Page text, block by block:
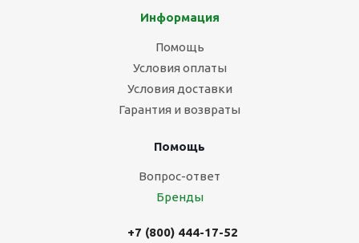
Информация
Помощь
Условия оплаты
Условия доставки
Гарантия и возвраты
Помощь
Вопрос-ответ
Бренды
+7 (800) 444-17-52